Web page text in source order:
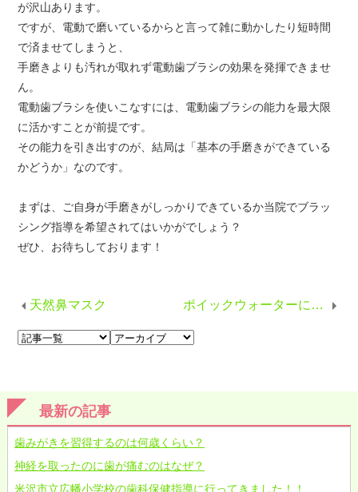
が沢山あります。
ですが、電動で磨いているからと言って雑に動かしたり短時間
で済ませてしまうと、
手磨きよりも汚れが取れず電動歯ブラシの効果を発揮できませ
ん。
電動歯ブラシを使いこなすには、電動歯ブラシの能力を最大限
に活かすことが前提です。
その能力を引き出すのが、結局は「基本の手磨きができている
かどうか」なのです。
まずは、ご自身が手磨きがしっかりできているか当院でブラッ
シング指導を希望されてはいかがでしょう？
ぜひ、お待ちしております！
天然鼻マスク ポイックウォーターに関する情報
最新の記事
歯みがきを習得するのは何歳くらい？
神経を取ったのに歯が痛むのはなぜ？
米沢市立広幡小学校の歯科保健指導に行ってきました！！